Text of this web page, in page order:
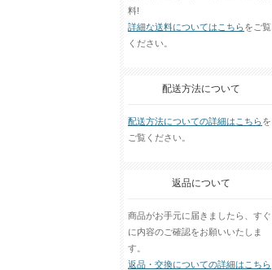
料!
詳細な送料についてはこちらをご覧
ください。
配送方法について
配送方法についての詳細はこちらを
ご覧ください。
返品について
商品がお手元に届きましたら、すぐ
に内容のご確認をお願いいたしま
す。
返品・交換についての詳細はこちら